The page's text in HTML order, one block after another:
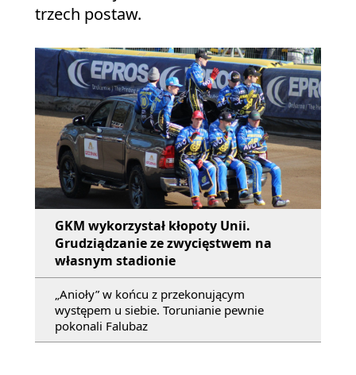
trzech postaw.
GKM wykorzystał kłopoty Unii.
Grudziądzanie ze zwycięstwem na
własnym stadionie
„Anioły” w końcu z przekonującym
występem u siebie. Torunianie pewnie
pokonali Falubaz